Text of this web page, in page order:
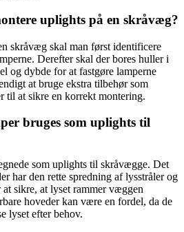
uplights på en skråvæg?
skråvæg skal man først identificere
Derefter skal der bores huller i
og dybde for at fastgøre lamperne
at bruge ekstra tilbehør som
til at sikre en korrekt montering.
bruges som uplights til
som uplights til skråvægge. Det
har den rette spredning af lysstråler og
sikre, at lyset rammer væggen
hoveder kan være en fordel, da de
lyset efter behov.